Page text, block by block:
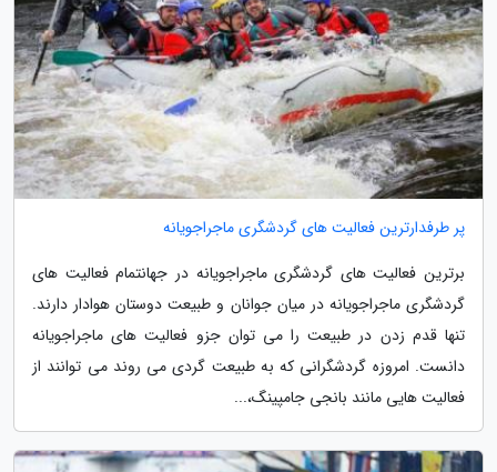
پر طرفدارترین فعالیت های گردشگری ماجراجویانه
برترین فعالیت های گردشگری ماجراجویانه در جهانتمام فعالیت های
گردشگری ماجراجویانه در میان جوانان و طبیعت دوستان هوادار دارند.
تنها قدم زدن در طبیعت را می توان جزو فعالیت های ماجراجویانه
دانست. امروزه گردشگرانی که به طبیعت گردی می روند می توانند از
فعالیت هایی مانند بانجی جامپینگ،...